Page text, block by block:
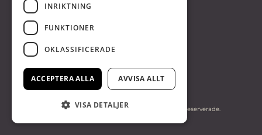
Dokumentvägen.
KALMARTRAVET
Sydöstra Sveriges Travsällskap
394 70 Kalmar
0480-44 35 50
© Copyright. 2026 Kalmartravet, alla rättigheter reserverade.
INRIKTNING
FUNKTIONER
OKLASSIFICERADE
ACCEPTERA ALLA AVVISA ALLT
VISA DETALJER